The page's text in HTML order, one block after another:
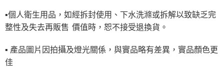
▪個人衛生用品，如經拆封使用、下水洗滌或拆解以致缺乏完
整性及失去再販售 價值時，恕不接受退換貨。
▪ 產品圖片因拍攝及燈光關係，與實品略有差異，實品顏色更
佳